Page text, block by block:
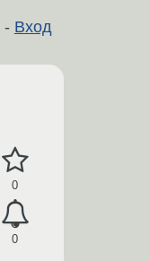
- Вход
0
0